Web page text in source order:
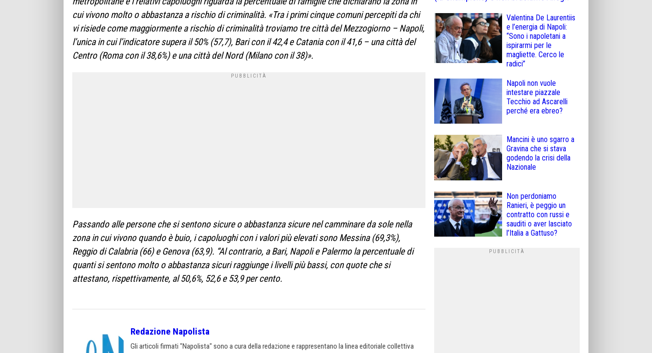
cui vivono molto o abbastanza a rischio di criminalità. «Tra i primi cinque comuni percepiti da chi
vi risiede come maggiormente a rischio di criminalità troviamo tre città del Mezzogiorno – Napoli,
l’unica in cui l’indicatore supera il 50% (57,7), Bari con il 42,4 e Catania con il 41,6 – una città del
Centro (Roma con il 38,6%) e una città del Nord (Milano con il 38)».
Passando alle persone che si sentono sicure o abbastanza sicure nel camminare da sole nella
zona in cui vivono quando è buio, i capoluoghi con i valori più elevati sono Messina (69,3%),
Reggio di Calabria (66) e Genova (63,9). “Al contrario, a Bari, Napoli e Palermo la percentuale di
quanti si sentono molto o abbastanza sicuri raggiunge i livelli più bassi, con quote che si
attestano, rispettivamente, al 50,6%, 52,6 e 53,9 per cento.
Redazione Napolista
Gli articoli firmati "Napolista" sono a cura della redazione e rappresentano la linea editoriale collettiva
Valentina De Laurentiis
e l’energia di Napoli:
“Sono i napoletani a
ispirarmi per le
magliette. Cerco le
radici”
Napoli non vuole
intestare piazzale
Tecchio ad Ascarelli
perché era ebreo?
Mancini è uno sgarro a
Gravina che si stava
godendo la crisi della
Nazionale
Non perdoniamo
Ranieri, è peggio un
contratto con russi e
sauditi o aver lasciato
l’Italia a Gattuso?